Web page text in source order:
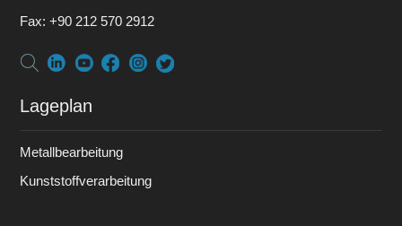
Fax: +90 212 570 2912
Lageplan
Metallbearbeitung
Kunststoffverarbeitung